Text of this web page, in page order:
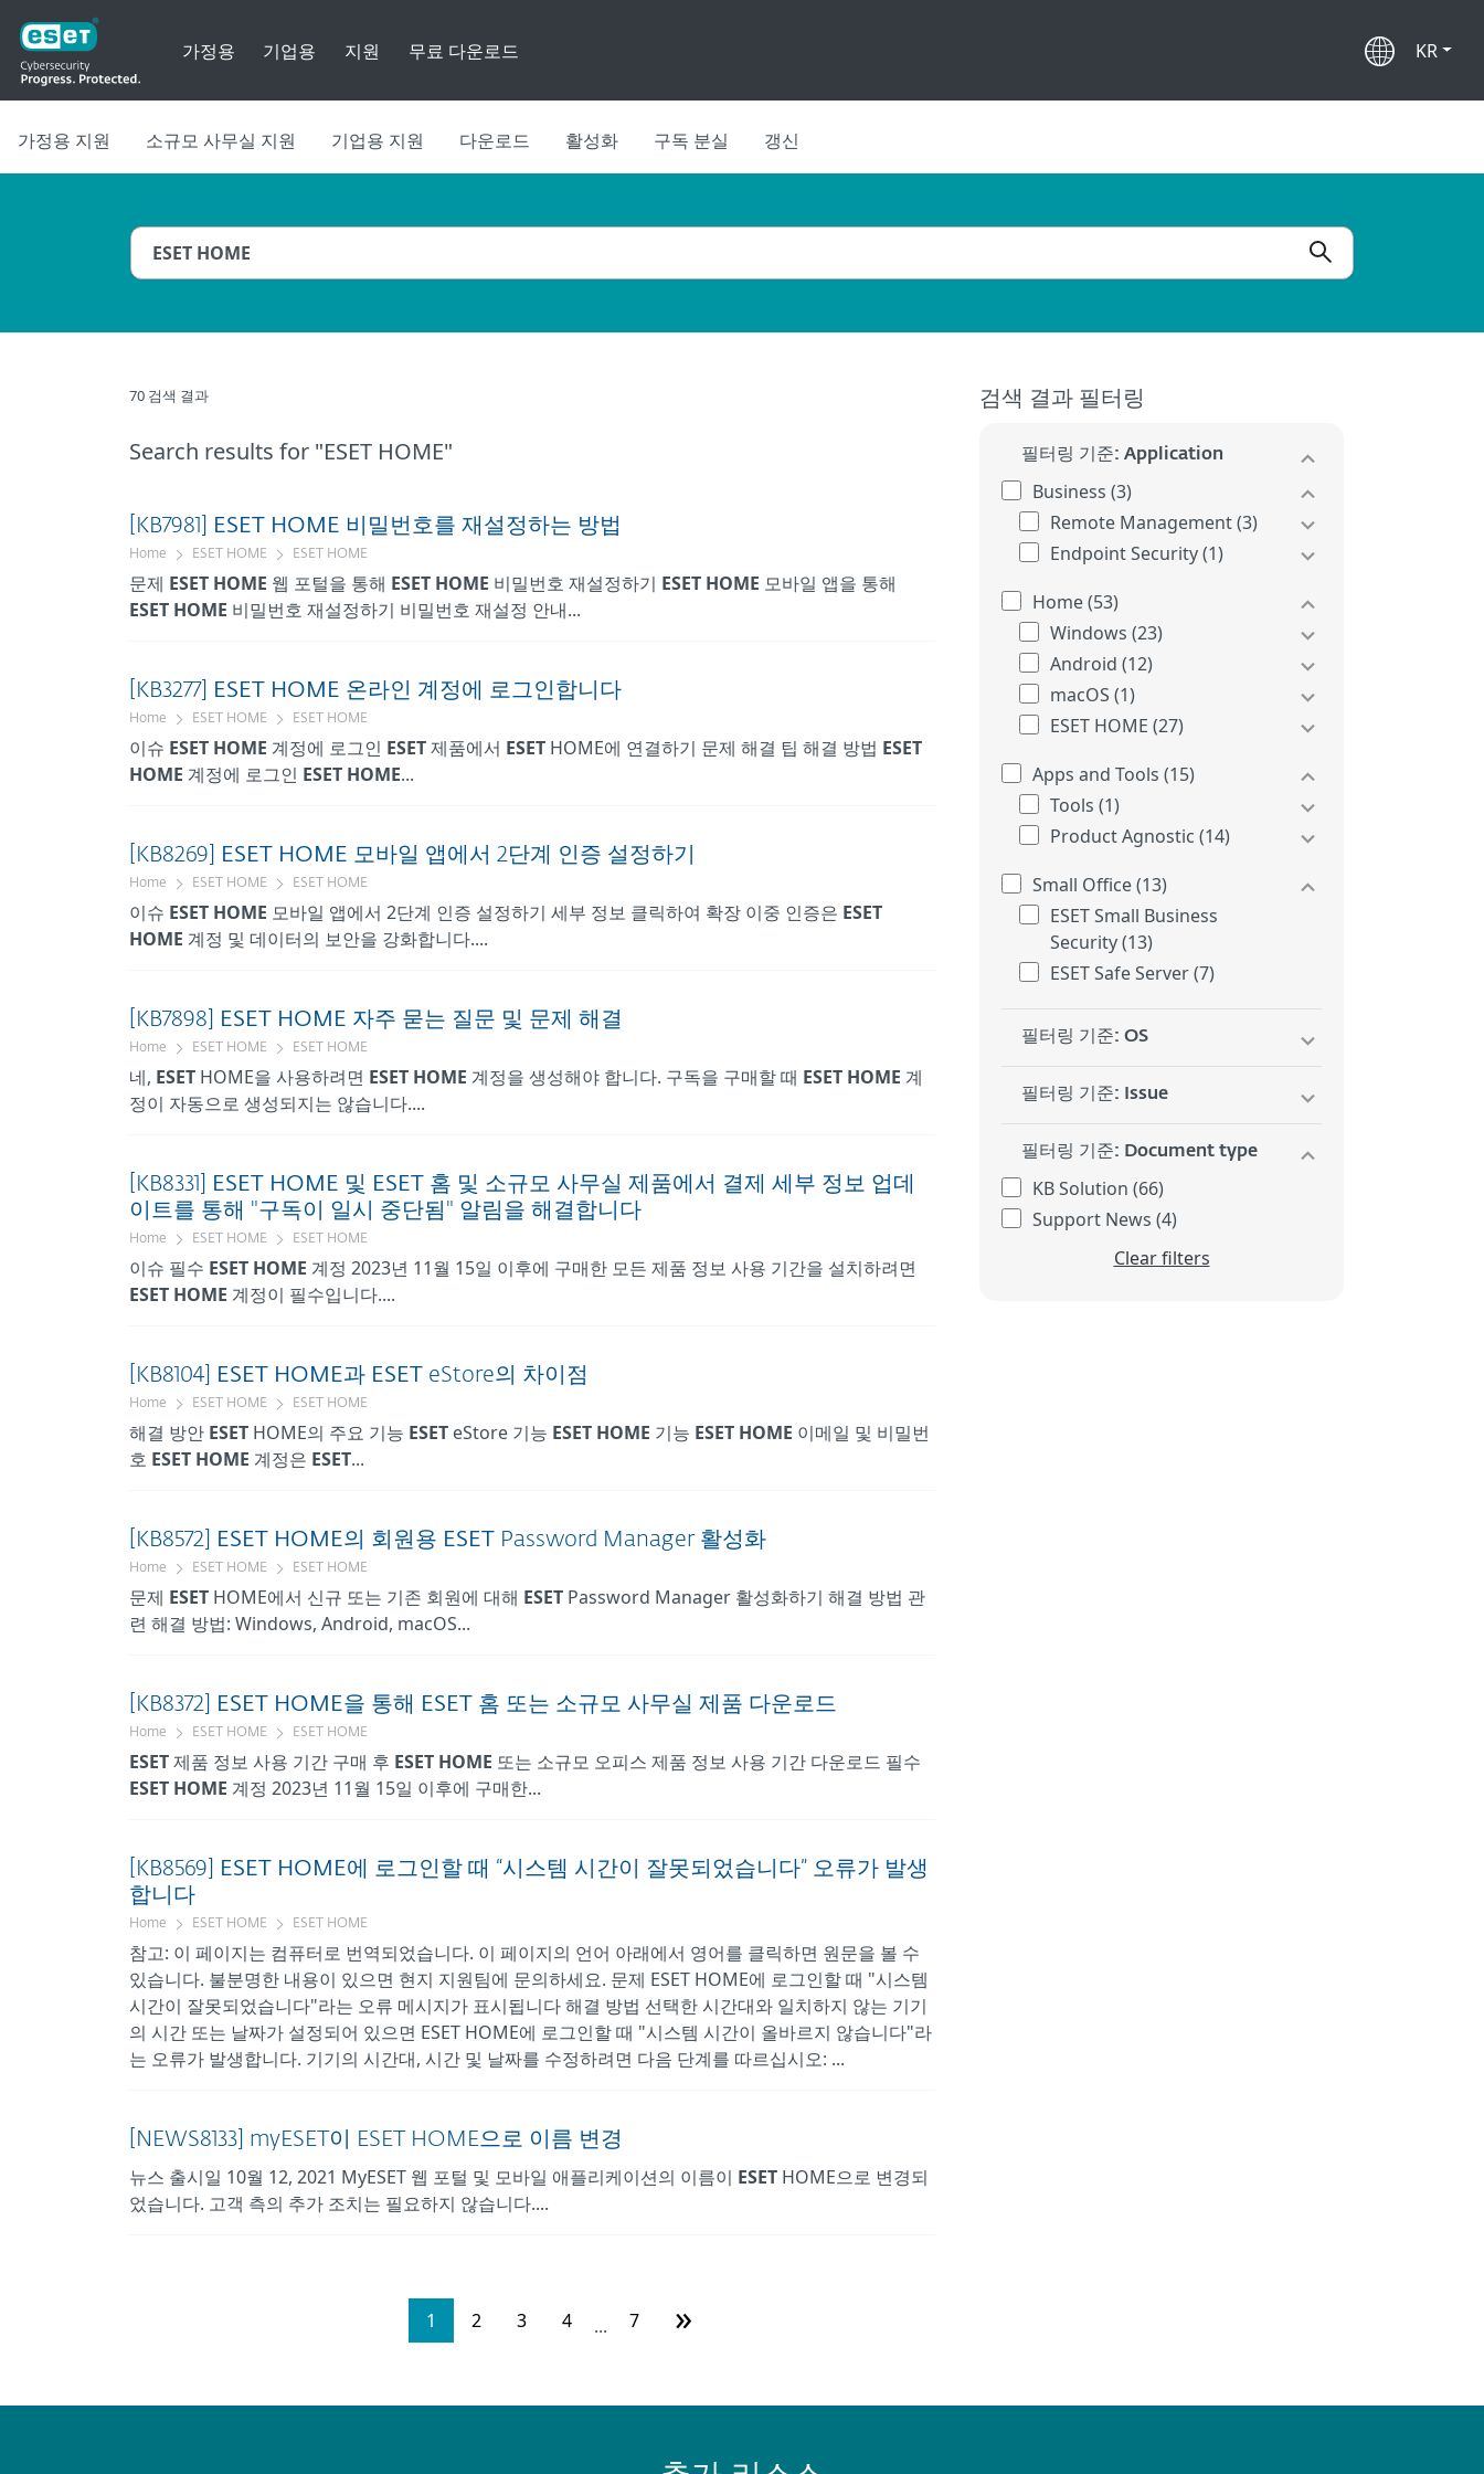
가정용 기업용 지원 무료 다운로드 KR
가정용 지원 소규모 사무실 지원 기업용 지원 다운로드 활성화 구독 분실 갱신
70 검색 결과
Search results for "ESET HOME"
[KB7981] ESET HOME 비밀번호를 재설정하는 방법
Home ESET HOME ESET HOME
문제 ESET HOME 웹 포털을 통해 ESET HOME 비밀번호 재설정하기 ESET HOME 모바일 앱을 통해
ESET HOME 비밀번호 재설정하기 비밀번호 재설정 안내...
[KB3277] ESET HOME 온라인 계정에 로그인합니다
Home ESET HOME ESET HOME
이슈 ESET HOME 계정에 로그인 ESET제품에서 ESET HOME에 연결하기 문제 해결 팁 해결 방법 ESET
HOME 계정에 로그인 ESET HOME...
[KB8269] ESET HOME 모바일 앱에서 2단계 인증 설정하기
Home ESET HOME ESET HOME
이슈 ESET HOME 모바일 앱에서 2단계 인증 설정하기 세부 정보 클릭하여 확장 이중 인증은 ESET
HOME 계정 및 데이터의 보안을 강화합니다....
[KB7898] ESET HOME 자주 묻는 질문 및 문제 해결
Home ESET HOME ESET HOME
네, ESET HOME을 사용하려면 ESET HOME 계정을 생성해야 합니다. 구독을 구매할 때 ESET HOME 계
정이 자동으로 생성되지는 않습니다....
[KB8331] ESET HOME 및 ESET 홈 및 소규모 사무실 제품에서 결제 세부 정보 업데
이트를 통해 "구독이 일시 중단됨" 알림을 해결합니다
Home ESET HOME ESET HOME
이슈 필수 ESET HOME 계정 2023년 11월 15일 이후에 구매한 모든 제품 정보 사용 기간을 설치하려면
ESET HOME 계정이 필수입니다....
[KB8104] ESET HOME과 ESET eStore의 차이점
Home ESET HOME ESET HOME
해결 방안 ESET HOME의 주요 기능 ESET eStore 기능 ESET HOME 기능 ESET HOME 이메일 및 비밀번
호 ESET HOME 계정은 ESET...
[KB8572] ESET HOME의 회원용 ESET Password Manager 활성화
Home ESET HOME ESET HOME
문제 ESET HOME에서 신규 또는 기존 회원에 대해 ESET Password Manager 활성화하기 해결 방법 관
련 해결 방법: Windows, Android, macOS...
[KB8372] ESET HOME을 통해 ESET 홈 또는 소규모 사무실 제품 다운로드
Home ESET HOME ESET HOME
ESET제품 정보 사용 기간 구매 후 ESET HOME 또는 소규모 오피스 제품 정보 사용 기간 다운로드 필수
ESET HOME 계정 2023년 11월 15일 이후에 구매한...
[KB8569] ESET HOME에
로그인할 때 “시스템 시간이 잘못되었습니다” 오류가 발생
합니다
Home ESET HOME ESET HOME
참고: 이 페이지는 컴퓨터로 번역되었습니다. 이 페이지의 언어 아래에서 영어를 클릭하면 원문을 볼 수
있습니다. 불분명한 내용이 있으면 현지 지원팀에 문의하세요. 문제 ESET HOME에 로그인할 때 "시스템
시간이 잘못되었습니다"라는 오류 메시지가 표시됩니다 해결 방법 선택한 시간대와 일치하지 않는 기기
의 시간 또는 날짜가 설정되어 있으면 ESET HOME에 로그인할 때 "시스템 시간이 올바르지 않습니다"라
는 오류가 발생합니다. 기기의 시간대, 시간 및 날짜를 수정하려면 다음 단계를 따르십시오: ...
[NEWS8133] myESET이 ESET HOME으로 이름 변경
뉴스 출시일 10월 12, 2021 MyESET 웹 포털 및 모바일 애플리케이션의 이름이 ESET HOME으로 변경되
었습니다. 고객 측의 추가 조치는 필요하지 않습니다....
1 2 3 4 ... 7 »
검색 결과 필터링
필터링 기준: Application
Business (3)
Remote Management (3)
Endpoint Security (1)
Home (53)
Windows (23)
Android (12)
macOS (1)
ESET HOME (27)
Apps and Tools (15)
Tools (1)
Product Agnostic (14)
Small Office (13)
ESET Small Business
Security (13)
ESET Safe Server (7)
필터링 기준: OS
필터링 기준: Issue
필터링 기준: Document type
KB Solution (66)
Support News (4)
Clear filters